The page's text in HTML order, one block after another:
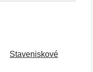
Staveniskové